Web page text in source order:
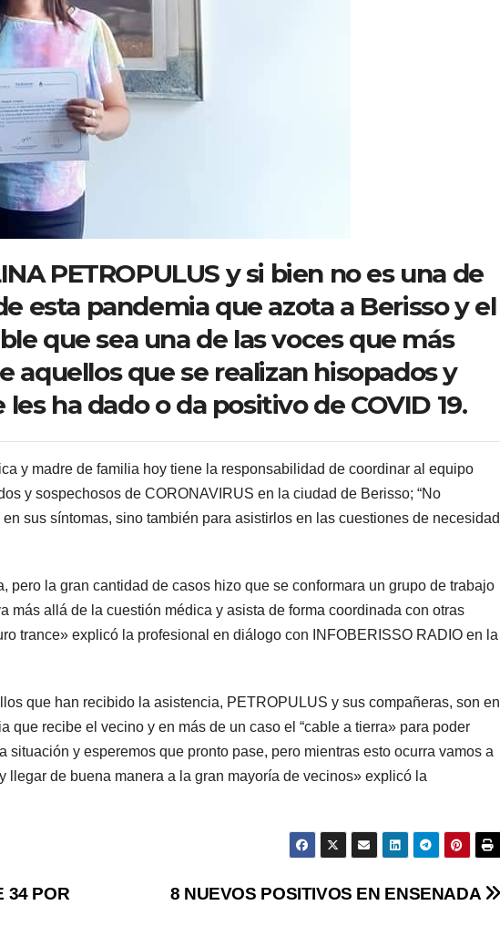
PETROPULUS y si bien no es una de
esta pandemia que azota a Berisso y el
que sea una de las voces que más
aquellos que se realizan hisopados y
ha dado o da positivo de COVID 19.
y madre de familia hoy tiene la responsabilidad de coordinar al equipo
y sospechosos de CORONAVIRUS en la ciudad de Berisso; “No
sus síntomas, sino también para asistirlos en las cuestiones de necesidad
pero la gran cantidad de casos hizo que se conformara un grupo de trabajo
más allá de la cuestión médica y asista de forma coordinada con otras
trance» explicó la profesional en diálogo con INFOBERISSO RADIO en la
que han recibido la asistencia, PETROPULUS y sus compañeras, son en
que recibe el vecino y en más de un caso el “cable a tierra» para poder
situación y esperemos que pronto pase, pero mientras esto ocurra vamos a
llegar de buena manera a la gran mayoría de vecinos» explicó la
8 NUEVOS POSITIVOS EN ENSENADA
34 POR